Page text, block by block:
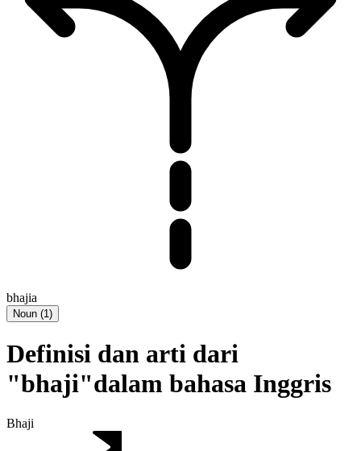
bhajia
Noun (1)
Definisi dan arti dari
"bhaji"dalam bahasa Inggris
Bhaji